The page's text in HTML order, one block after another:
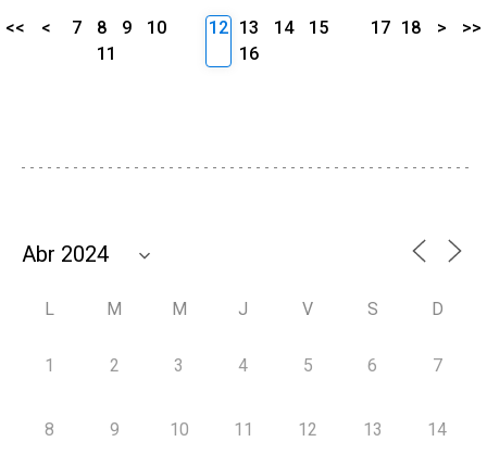
<< < 7 8 9
10
11
12 13 14
15
16
17 18 > >>
L M M J V S D
1 2 3 4 5 6 7
8 9 10 11 12 13 14